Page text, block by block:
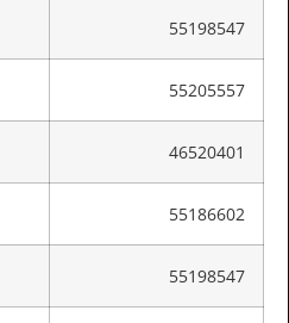
55198547
55205557
46520401
55186602
55198547